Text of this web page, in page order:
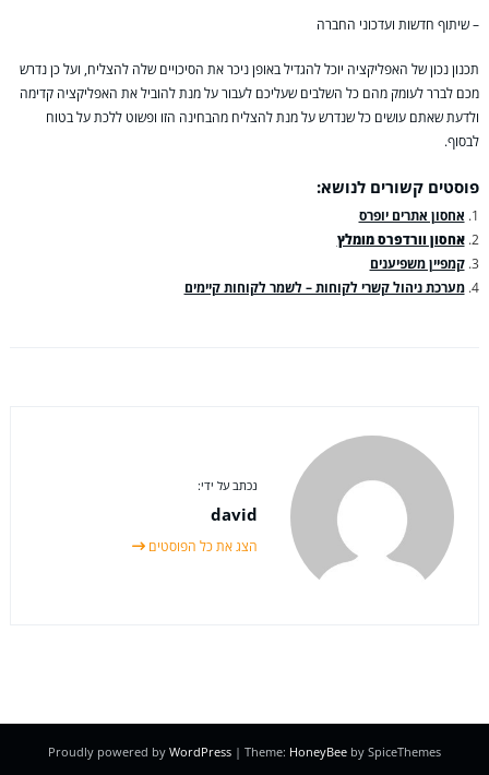
– שיתוף חדשות ועדכוני החברה
תכנון נכון של האפליקציה יוכל להגדיל באופן ניכר את הסיכויים שלה להצליח, ועל כן נדרש
מכם לברר לעומק מהם כל השלבים שעליכם לעבור על מנת להוביל את האפליקציה קדימה
ולדעת שאתם עושים כל שנדרש על מנת להצליח מהבחינה הזו ופשוט ללכת על בטוח
לבסוף.
פוסטים קשורים לנושא:
אחסון אתרים יופרס
אחסון וורדפרס מומלץ
קמפיין משפיענים
מערכת ניהול קשרי לקוחות – לשמר לקוחות קיימים
נכתב על ידי:
david
הצג את כל הפוסטים
Proudly powered by WordPress | Theme: HoneyBee by SpiceThemes